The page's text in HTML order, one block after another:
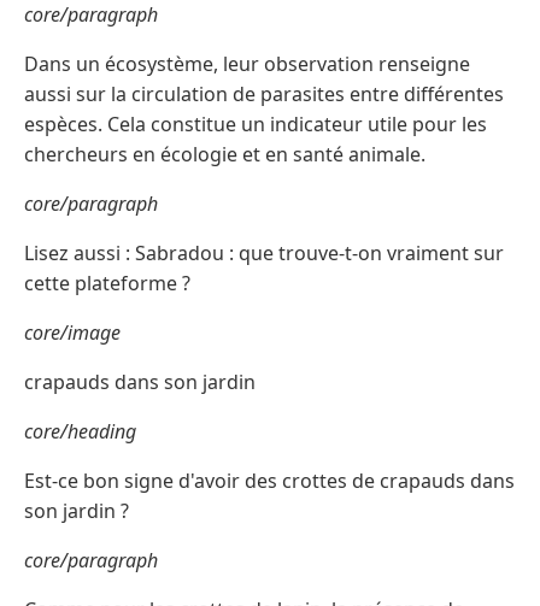
core/paragraph
Dans un écosystème, leur observation renseigne
aussi sur la circulation de parasites entre différentes
espèces. Cela constitue un indicateur utile pour les
chercheurs en écologie et en santé animale.
core/paragraph
Lisez aussi : Sabradou : que trouve-t-on vraiment sur
cette plateforme ?
core/image
crapauds dans son jardin
core/heading
Est-ce bon signe d'avoir des crottes de crapauds dans
son jardin ?
core/paragraph